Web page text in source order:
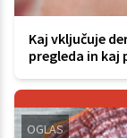
Kaj vključuje
pregleda in kaj
OGLAS